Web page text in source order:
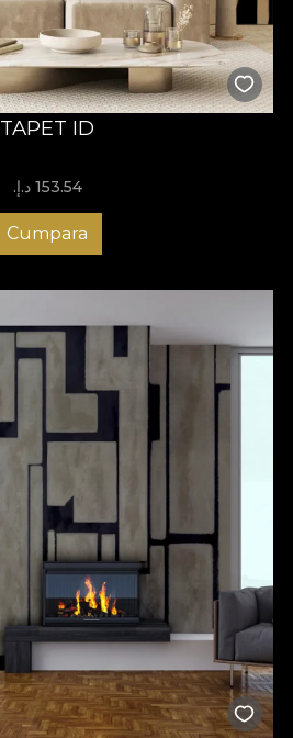
TAPET ID
153.54 د.إ.‏
Cumpara